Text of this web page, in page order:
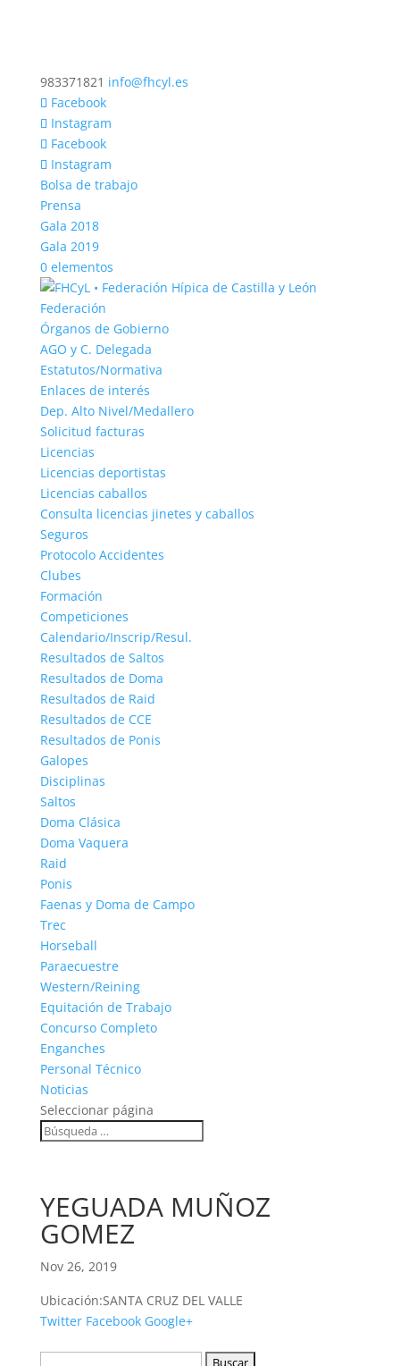
983371821 info@fhcyl.es
Facebook
Instagram
Facebook
Instagram
Bolsa de trabajo
Prensa
Gala 2018
Gala 2019
0 elementos
Federación
Órganos de Gobierno
AGO y C. Delegada
Estatutos/Normativa
Enlaces de interés
Dep. Alto Nivel/Medallero
Solicitud facturas
Licencias
Licencias deportistas
Licencias caballos
Consulta licencias jinetes y caballos
Seguros
Protocolo Accidentes
Clubes
Formación
Competiciones
Calendario/Inscrip/Resul.
Resultados de Saltos
Resultados de Doma
Resultados de Raid
Resultados de CCE
Resultados de Ponis
Galopes
Disciplinas
Saltos
Doma Clásica
Doma Vaquera
Raid
Ponis
Faenas y Doma de Campo
Trec
Horseball
Paraecuestre
Western/Reining
Equitación de Trabajo
Concurso Completo
Enganches
Personal Técnico
Noticias
Seleccionar página
YEGUADA MUÑOZ
GOMEZ
Nov 26, 2019
Ubicación:SANTA CRUZ DEL VALLE
Twitter Facebook Google+